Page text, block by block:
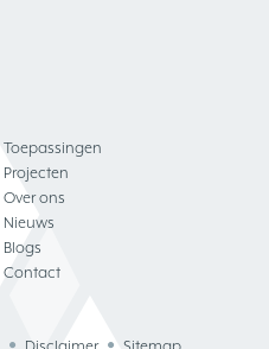
Toepassingen
Projecten
Over ons
Nieuws
Blogs
Contact